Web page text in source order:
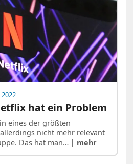
hat ein Problem
eines der größten
nicht mehr relevant
Das hat man… | mehr